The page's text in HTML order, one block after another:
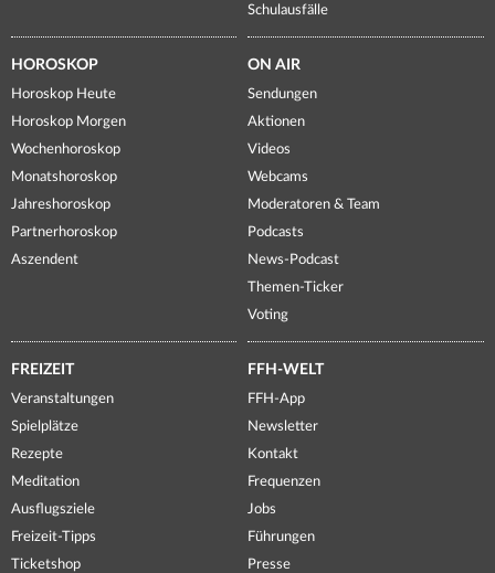
Schulausfälle
HOROSKOP
Horoskop Heute
Horoskop Morgen
Wochenhoroskop
Monatshoroskop
Jahreshoroskop
Partnerhoroskop
Aszendent
ON AIR
Sendungen
Aktionen
Videos
Webcams
Moderatoren & Team
Podcasts
News-Podcast
Themen-Ticker
Voting
FREIZEIT
Veranstaltungen
Spielplätze
Rezepte
Meditation
Ausflugsziele
Freizeit-Tipps
Ticketshop
FFH-WELT
FFH-App
Newsletter
Kontakt
Frequenzen
Jobs
Führungen
Presse